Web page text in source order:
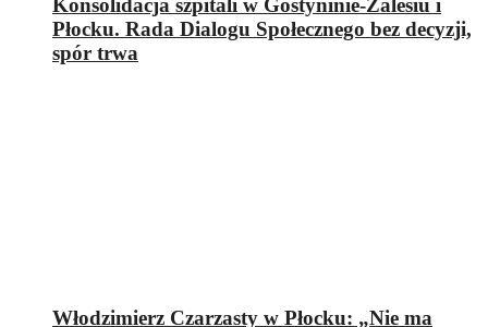
Konsolidacja szpitali w Gostyninie-Zalesiu i
Płocku. Rada Dialogu Społecznego bez decyzji,
spór trwa
Włodzimierz Czarzasty w Płocku: „Nie ma